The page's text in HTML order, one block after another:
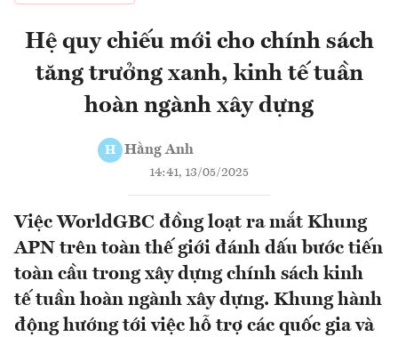
Hệ quy chiếu mới cho chính sách
tăng trưởng xanh, kinh tế tuần
hoàn ngành xây dựng
H Hằng Anh
14:41, 13/05/2025
Việc WorldGBC đồng loạt ra mắt Khung
APN trên toàn thế giới đánh dấu bước tiến
toàn cầu trong xây dựng chính sách kinh
tế tuần hoàn ngành xây dựng. Khung hành
động hướng tới việc hỗ trợ các quốc gia và